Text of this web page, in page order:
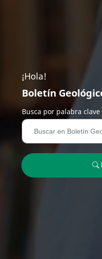
¡Hola!
Boletín
Busca por palabra